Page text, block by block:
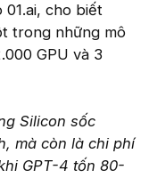
01.ai, cho biết
trong những mô
GPU và 3
Silicon sốc
mà còn là chi phí
GPT-4 tốn 80-